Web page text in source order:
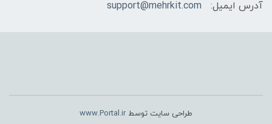
آدرس ایمیل:
support@mehrkit.com
طراحی سایت توسط www.Portal.ir